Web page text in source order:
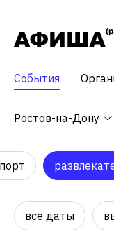
События
Ростов-на-Дону
все даты